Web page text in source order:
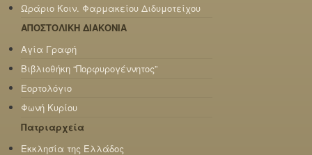
Ωράριο Κοιν. Φαρμακείου Διδυμοτείχου
ΑΠΟΣΤΟΛΙΚΗ ΔΙΑΚΟΝΙΑ
Αγία Γραφή
Βιβλιοθήκη “Πορφυρογέννητος”
Εορτολόγιο
Φωνή Κυρίου
Πατριαρχεία
Εκκλησία της Ελλάδος